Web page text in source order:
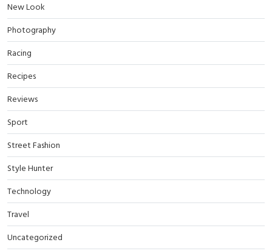
New Look
Photography
Racing
Recipes
Reviews
Sport
Street Fashion
Style Hunter
Technology
Travel
Uncategorized